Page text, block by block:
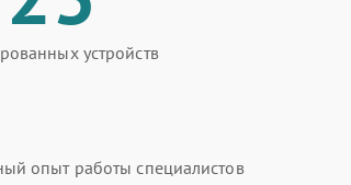
устройств
опыт работы специалистов